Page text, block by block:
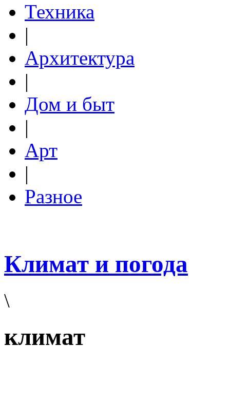
Техника
|
Архитектура
|
Дом и быт
|
Арт
|
Разное
Климат и погода
\
климат